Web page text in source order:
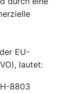
EU-
lautet:
8803